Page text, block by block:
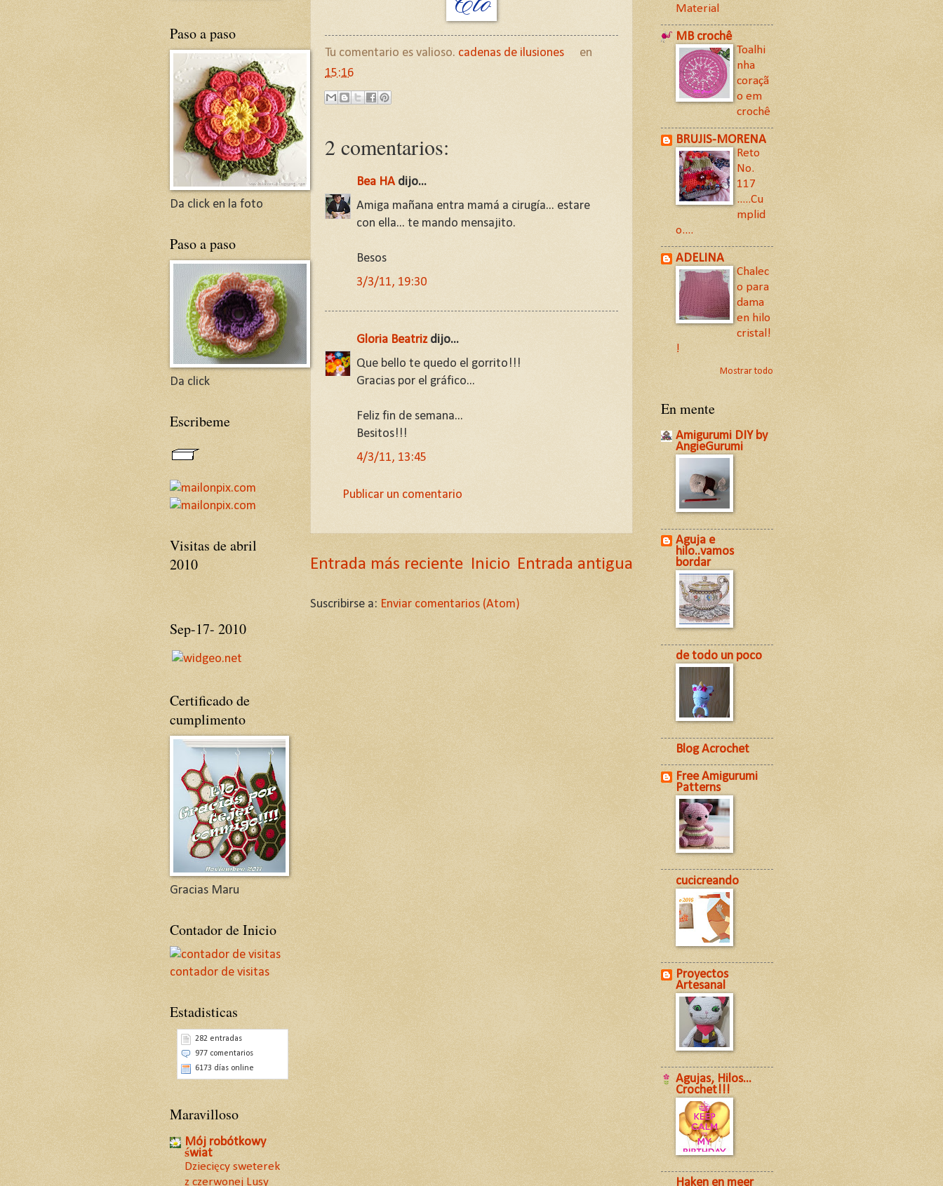
Tu comentario es valioso. cadenas de ilusiones
en
15:16
2 comentarios:
Bea HA dijo...
Amiga mañana entra mamá a cirugía... estare
con ella... te mando mensajito.
Besos
3/3/11, 19:30
Gloria Beatrizdijo...
Que bello te quedo el gorrito!!!
Gracias por el gráfico...
Feliz fin de semana...
Besitos!!!
4/3/11, 13:45
Publicar un comentario
Entrada más reciente Entrada antigua
Inicio
Suscribirse a: Enviar comentarios (Atom)
Paso a paso
Da click en la foto
Paso a paso
Da click
Escribeme
Visitas de abril
2010
Sep-17- 2010
Certificado de
cumplimento
Gracias Maru
Contador de Inicio
contador de visitas
Estadisticas
282 entradas
977 comentarios
6173 días online
Maravilloso
Mój robótkowy
świat
Dziecięcy sweterek
z czerwonej Lusy
Material
MB crochê
Toalhi
nha
coraçã
o em
crochê
BRUJIS-MORENA
Reto
No.
117
.....Cu
mplid
o....
ADELINA
Chalec
o para
dama
en hilo
cristal!
!
Mostrar todo
En mente
Amigurumi DIY by
AngieGurumi
Aguja e
hilo..vamos
bordar
de todo un poco
Blog Acrochet
Free Amigurumi
Patterns
cucicreando
Proyectos
Artesanal
Agujas, Hilos...
Crochet!!!
Haken en meer